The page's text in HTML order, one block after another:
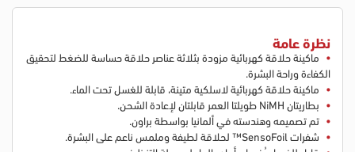
نظرة عامة
ماكينة حلاقة كهربائية مزودة بثلاثة عناصر حلاقة حساسة للضغط لتحقيق
الكفاءة وراحة البشرة.
ماكينة حلاقة كهربائية لاسلكية متينة، قابلة للغسل تحت الماء.
بطاريتان NiMH طويلتا العمر قابلتان لإعادة الشحن.
تم تصميمه وهندسته في ألمانيا بواسطة براون.
شفرات SensoFoil™ لحلاقة لطيفة وملمس ناعم على البشرة.